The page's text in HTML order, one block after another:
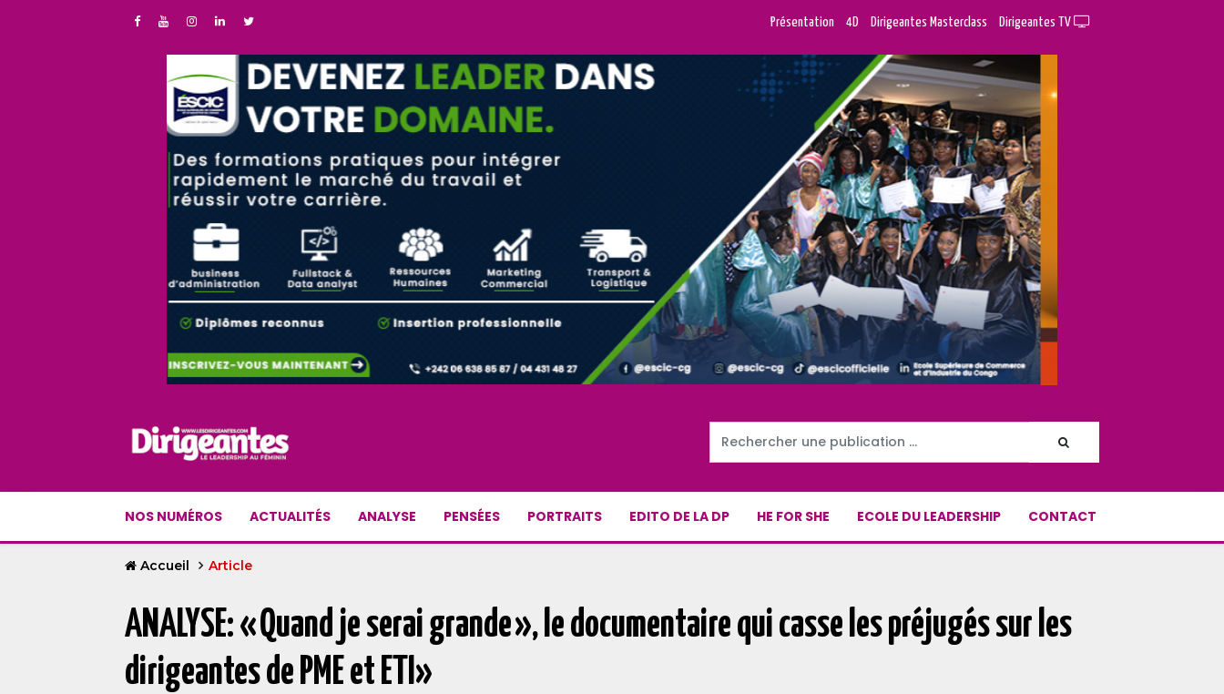
Présentation 4D Dirigeantes Masterclass Dirigeantes TV
NOS NUMÉROS ACTUALITÉS ANALYSE PENSÉES PORTRAITS EDITO DE LA DP HE FOR SHE ECOLE DU LEADERSHIP CONTACT
Accueil Article
ANALYSE: « Quand je serai grande », le documentaire qui casse les préjugés sur les
dirigeantes de PME et ETI»